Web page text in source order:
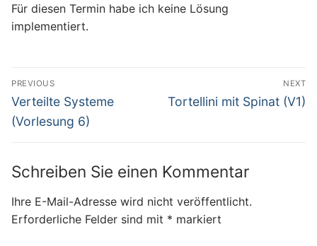
Für diesen Termin habe ich keine Lösung
implementiert.
Beitragsnavigation
PREVIOUS
Previous
post:
Verteilte Systeme
(Vorlesung 6)
NEXT
Next
Tortellini mit Spinat (V1)
Schreiben Sie einen Kommentar
Ihre E-Mail-Adresse wird nicht veröffentlicht.
Erforderliche Felder sind mit * markiert